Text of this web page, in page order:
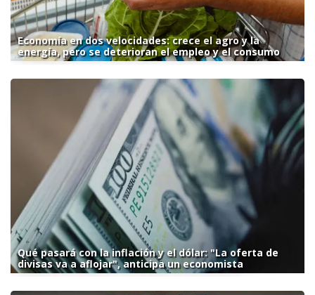
Economía en dos velocidades: crece el agro y la
energía, pero se deterioran el empleo y el consumo
Qué pasará con la inflación y el dólar: "La oferta de
divisas va a aflojar", anticipa un economista